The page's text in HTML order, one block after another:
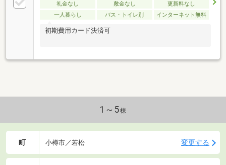
礼金なし 敷金なし
更新料なし
一人暮らし
バス・トイレ別 インターネット無料
初期費用カード決済可
1～5棟
町 小樽市／若松 変更する